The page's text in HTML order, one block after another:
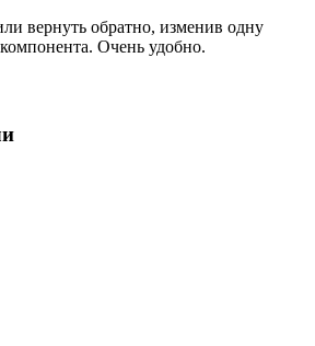
вернуть обратно, изменив одну
Очень удобно.